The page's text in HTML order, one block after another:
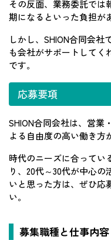
その反面、業務委託では
期になるといった負担が
しかし、SHION合同会
も会社がサポートしてく
です。
応募要項
SHION合同会社は、営業
よる自由度の高い働き方
時代のニーズに合ってい
り、20代～30代が中心
いと思った方は、ぜひ応
い。
募集職種と仕事内容